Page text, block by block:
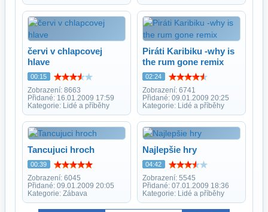
červi v chlapcovej
hlave
00:15
Zobrazení: 8663
Přidané: 16.01.2009 17:59
Kategorie: Lidé a příběhy
Piráti Karibiku -why is
the rum gone remix
02:24
Zobrazení: 6741
Přidané: 09.01.2009 20:25
Kategorie: Lidé a příběhy
Tancujuci hroch
00:39
Zobrazení: 6045
Přidané: 09.01.2009 20:05
Kategorie: Zábava
Najlepšie hry
04:42
Zobrazení: 5545
Přidané: 07.01.2009 18:36
Kategorie: Lidé a příběhy